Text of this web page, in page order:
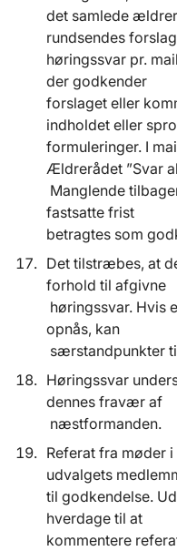
det samlede
rundsendes
høringssvar pr.
der godkender
forslaget eller
indholdet eller
formuleringer. I
Ældrerådet ”Svar
Manglende
fastsatte frist
betragtes som
Det tilstræbes, at
forhold til afgivne
høringssvar. Hvis
opnås, kan
særstandpunkter
Høringssvar
dennes fravær af
næstformanden.
Referat fra møder
udvalgets
til godkendelse.
hverdage til at
kommentere